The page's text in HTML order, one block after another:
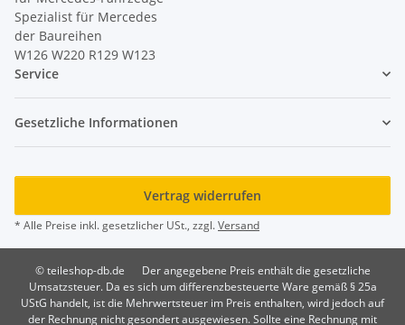
Spezialist für Mercedes
der Baureihen
W126 W220 R129 W123
Service
Gesetzliche Informationen
Vertrag widerrufen
* Alle Preise inkl. gesetzlicher USt., zzgl.Versand
© teileshop-db.de
Der angegebene Preis enthält die gesetzliche
Umsatzsteuer. Da es sich um differenzbesteuerte Ware gemäß § 25a
UStG handelt, ist die Mehrwertsteuer im Preis enthalten, wird jedoch auf
der Rechnung nicht gesondert ausgewiesen. Sollte eine Rechnung mit